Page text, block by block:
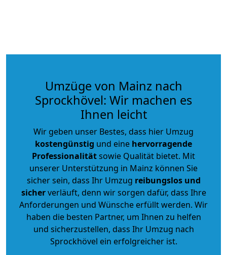
Umzüge von Mainz nach
Sprockhövel: Wir machen es
Ihnen leicht
Wir geben unser Bestes, dass hier Umzug
kostengünstig und eine hervorragende
Professionalitätsowie Qualität bietet. Mit
unserer Unterstützung in Mainz können Sie
sicher sein, dass Ihr Umzug reibungslos und
sicherverläuft, denn wir sorgen dafür, dass Ihre
Anforderungen und Wünsche erfüllt werden. Wir
haben die besten Partner, um Ihnen zu helfen
und sicherzustellen, dass Ihr Umzug nach
Sprockhövel ein erfolgreicher ist.